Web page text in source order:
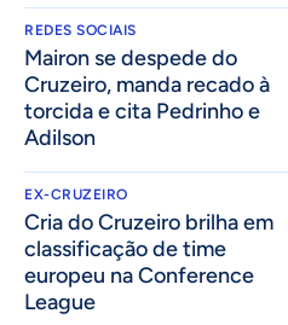
REDES SOCIAIS
Mairon se despede do
Cruzeiro, manda recado à
torcida e cita Pedrinho e
Adilson
EX-CRUZEIRO
Cria do Cruzeiro brilha em
classificação de time
europeu na Conference
League